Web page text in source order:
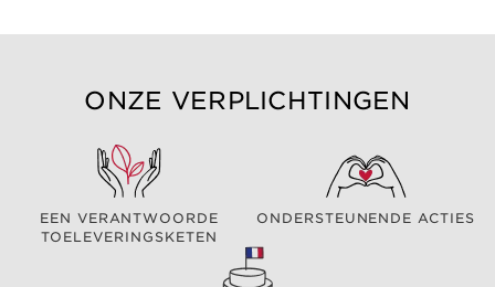
ONZE VERPLICHTINGEN
EEN VERANTWOORDE
TOELEVERINGSKETEN
ONDERSTEUNENDE ACTIES